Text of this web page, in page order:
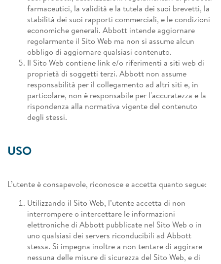
farmaceutici, la validità e la tutela dei suoi brevetti, la
stabilità dei suoi rapporti commerciali, e le condizioni
economiche generali. Abbott intende aggiornare
regolarmente il Sito Web ma non si assume alcun
obbligo di aggiornare qualsiasi contenuto.
Il Sito Web contiene link e/o riferimenti a siti web di
proprietà di soggetti terzi. Abbott non assume
responsabilità per il collegamento ad altri siti e, in
particolare, non è responsabile per l'accuratezza e la
rispondenza alla normativa vigente del contenuto
degli stessi.
USO
L’utente è consapevole, riconosce e accetta quanto segue:
Utilizzando il Sito Web, l’utente accetta di non
interrompere o intercettare le informazioni
elettroniche di Abbott pubblicate nel Sito Web o in
uno qualsiasi dei servers riconducibili ad Abbott
stessa. Si impegna inoltre a non tentare di aggirare
nessuna delle misure di sicurezza del Sito Web, e di